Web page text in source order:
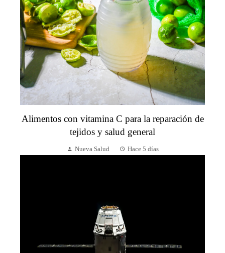
Alimentos con vitamina C para la reparación de
tejidos y salud general
Nueva Salud Hace 5 días